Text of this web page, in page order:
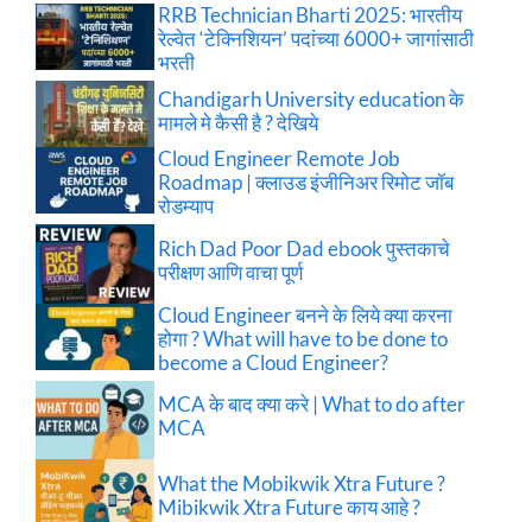
RRB Technician Bharti 2025: भारतीय
रेल्वेत ‘टेक्निशियन’ पदांच्या 6000+ जागांसाठी
भरती
Chandigarh University education के
मामले मे कैसी है ? देखिये
Cloud Engineer Remote Job
Roadmap | क्लाउड इंजीनिअर रिमोट जॉब
रोडम्याप
Rich Dad Poor Dad ebook पुस्तकाचे
परीक्षण आणि वाचा पूर्ण
Cloud Engineer बनने के लिये क्या करना
होगा ? What will have to be done to
become a Cloud Engineer?
MCA के बाद क्या करे | What to do after
MCA
What the Mobikwik Xtra Future ?
Mibikwik Xtra Future काय आहे ?